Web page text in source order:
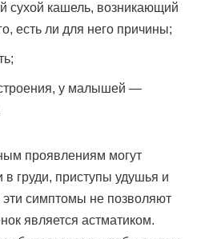
сухой кашель, возникающий
есть ли для него причины;
у малышей —
проявлениям могут
в груди, приступы удушья и
симптомы не позволяют
является астматиком.